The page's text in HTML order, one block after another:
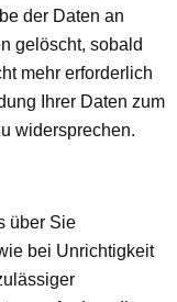
der Daten an
gelöscht, sobald
mehr erforderlich
Ihrer Daten zum
widersprechen.
über Sie
bei Unrichtigkeit